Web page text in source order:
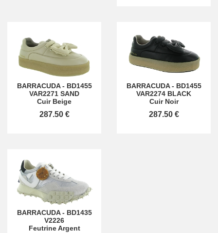
BARRACUDA- BD1455
VAR2271 SAND
Cuir Beige
287.50 €
BARRACUDA- BD1455
VAR2274 BLACK
Cuir Noir
287.50 €
BARRACUDA- BD1435
V2226
Feutrine Argent